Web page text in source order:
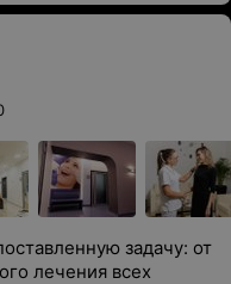
задачу: от
лечения всех